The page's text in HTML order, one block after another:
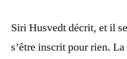
Siri Husvedt décrit, et il
s’être inscrit pour rien.